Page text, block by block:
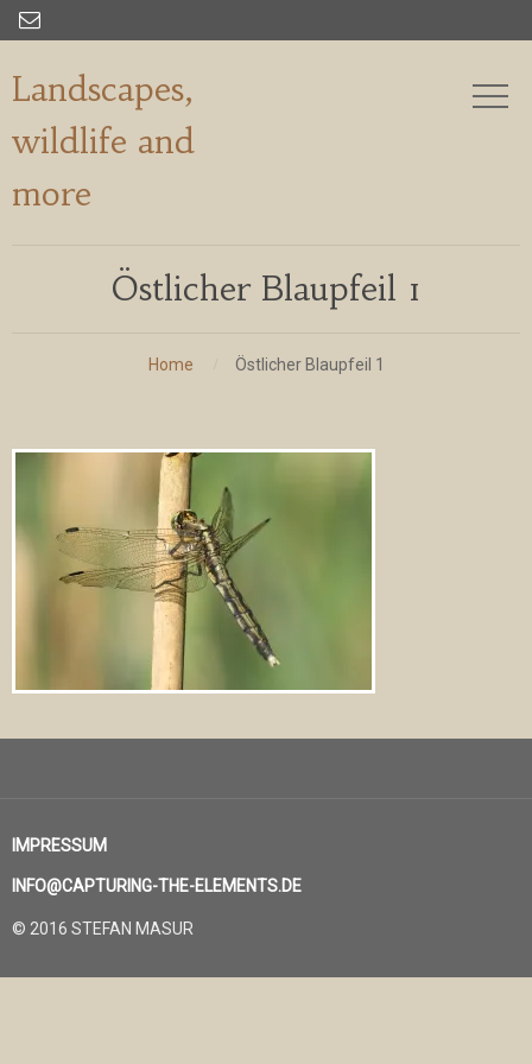

Landscapes,
wildlife and
more
Östlicher Blaupfeil 1
Home Östlicher Blaupfeil 1
IMPRESSUM
INFO@CAPTURING-THE-ELEMENTS.DE
© 2016 STEFAN MASUR